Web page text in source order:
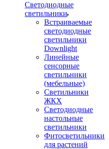
Светодиодные
светильники
Встраиваемые
светодиодные
светильники
Downlight
Линейные
сенсорные
светильники
(мебельные)
Светильники
ЖКХ
Светодиодные
настольные
светильники
Фитосветильники
для растений